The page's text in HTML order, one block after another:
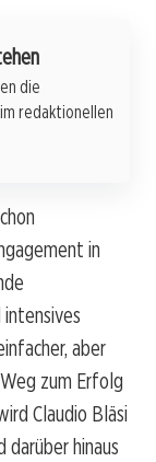
die
redaktionellen
in
aber
zum Erfolg
Claudio Bläsi
hinaus